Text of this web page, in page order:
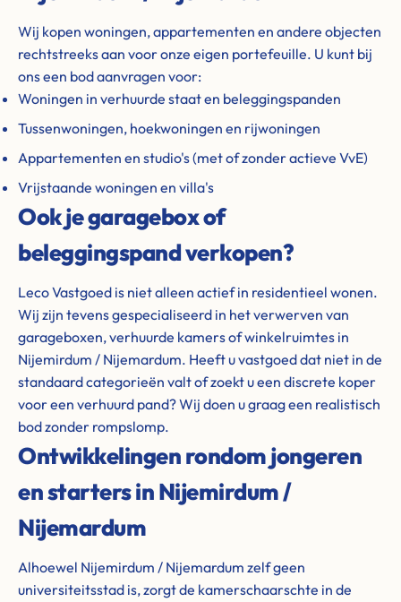
Wij kopen woningen, appartementen en andere objecten
rechtstreeks aan voor onze eigen portefeuille. U kunt bij
ons een bod aanvragen voor:
Woningen in verhuurde staat en beleggingspanden
Tussenwoningen, hoekwoningen en rijwoningen
Appartementen en studio's (met of zonder actieve VvE)
Vrijstaande woningen en villa's
Ook je garagebox of
beleggingspand verkopen?
Leco Vastgoed is niet alleen actief in residentieel wonen.
Wij zijn tevens gespecialiseerd in het verwerven van
garageboxen, verhuurde kamers of winkelruimtes in
Nijemirdum / Nijemardum. Heeft u vastgoed dat niet in de
standaard categorieën valt of zoekt u een discrete koper
voor een verhuurd pand? Wij doen u graag een realistisch
bod zonder rompslomp.
Ontwikkelingen rondom jongeren
en starters in Nijemirdum /
Nijemardum
Alhoewel Nijemirdum / Nijemardum zelf geen
universiteitsstad is, zorgt de kamerschaarschte in de